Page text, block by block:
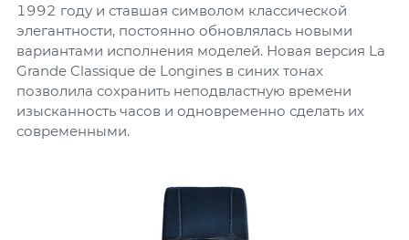
1992 году и ставшая символом классической
элегантности, постоянно обновлялась новыми
вариантами исполнения моделей. Новая версия La
Grande Classique de Longines в синих тонах
позволила сохранить неподвластную времени
изысканность часов и одновременно сделать их
современными.